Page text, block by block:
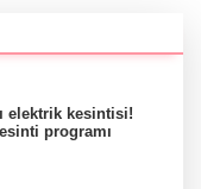
elektrik kesintisi!
programı